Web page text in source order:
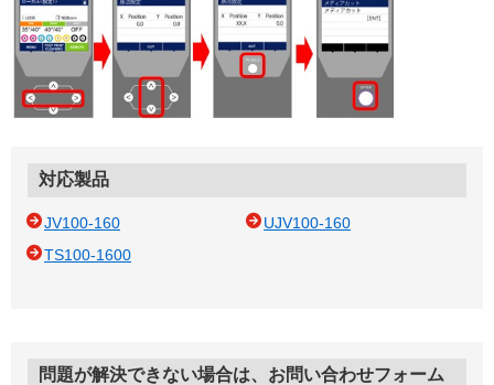
対応製品
JV100-160
UJV100-160
TS100-1600
問題が解決できない場合は、お問い合わせフォーム